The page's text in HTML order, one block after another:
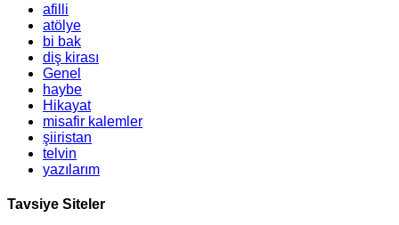
afilli
atölye
bi bak
diş kirası
Genel
haybe
Hikayat
misafir kalemler
şiiristan
telvin
yazılarım
Tavsiye Siteler